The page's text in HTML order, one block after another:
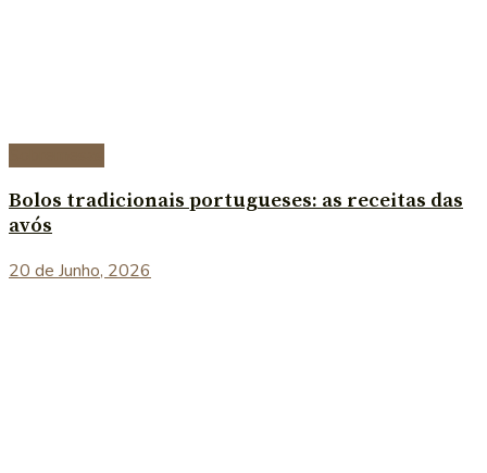
Bolos tradicionais portugueses: as receitas das
avós
20 de Junho, 2026